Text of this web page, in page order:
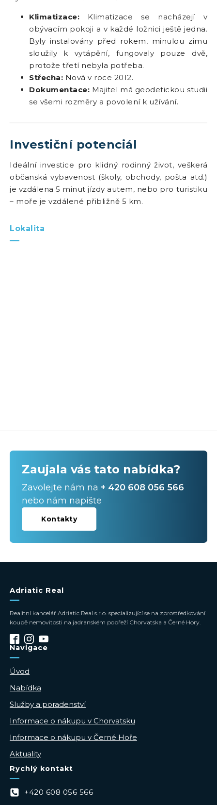
Klimatizace: Klimatizace se nacházejí v
obývacím pokoji a v každé ložnici ještě jedna.
Byly instalovány před rokem, minulou zimu
sloužily k vytápění, fungovaly pouze dvě,
protože třetí nebyla potřeba.
Střecha: Nová v roce 2012.
Dokumentace: Majitel má geodetickou studii
se všemi rozměry a povolení k užívání.
Investiční potenciál
Ideální investice pro klidný rodinný život, veškerá
občanská vybavenost (školy, obchody, pošta atd.)
je vzdálena 5 minut jízdy autem, nebo pro turistiku
– moře je vzdálené přibližně 5 km.
Lokalita
Zaujala vás tato nabídka?
Zavolejte nám na + 420 608 056 566
nebo nám napište
Kontakty
Adriatic Real
Realitní kancelář Adriatic Real s.r.o. specializující se na zprostředkování
koupě nemovitosti na jadranském pobřeží Chorvatska a Černé Hory.
Navigace
Úvod
Nabídka
Služby a poradenství
Informace o nákupu v Chorvatsku
Informace o nákupu v Černé Hoře
Aktuality
Rychlý kontakt
+420 608 056 566